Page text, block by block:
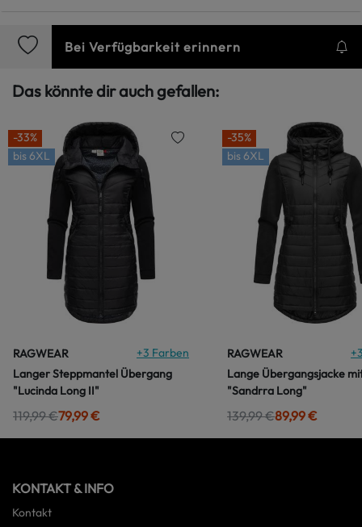
Bei Verfügbarkeit erinnern
Das könnte dir auch gefallen:
-33%
bis6XL
RAGWEAR +3 Farben
Langer Steppmantel Übergang
"Lucinda Long II"
119,99 €79,99 €
-35%
bis6XL
RAGWEAR +
Lange Übergangsjacke
"Sandrra Long"
139,99 €89,99 €
KONTAKT & INFO
Kontakt